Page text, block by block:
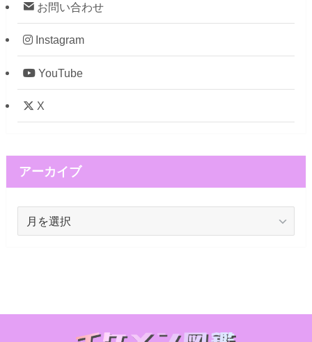
お問い合わせ
Instagram
YouTube
X
アーカイブ